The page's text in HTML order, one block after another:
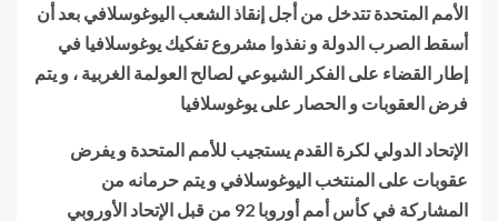
الأمم المتحدة تتدخل من أجل إنقاذ الشعب اليوغوسلافي بعد أن
أسقط الصرب الدولة و نفذوا مشروع تفكيك يوغوسلافيا في
إطار القضاء على الفكر الشيوعي لصالح العولمة الغربية ، و يتم
فرض العقوبات و الحصار على يوغوسلافيا
الإتحاد الدولي لكرة القدم يستجيب للأمم المتحدة و يفرض
عقوبات على المنتخب اليوغوسلافي و يتم حرمانه من
المشاركة في كأس أمم أوروبا 92 من قبل الإتحاد الأوروبي